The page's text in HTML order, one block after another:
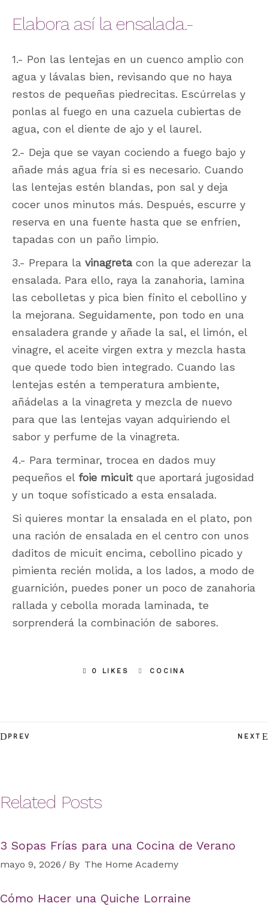
Elabora así la ensalada.-
1.- Pon las lentejas en un cuenco amplio con
agua y lávalas bien, revisando que no haya
restos de pequeñas piedrecitas. Escúrrelas y
ponlas al fuego en una cazuela cubiertas de
agua, con el diente de ajo y el laurel.
2.- Deja que se vayan cociendo a fuego bajo y
añade más agua fría si es necesario. Cuando
las lentejas estén blandas, pon sal y deja
cocer unos minutos más. Después, escurre y
reserva en una fuente hasta que se enfríen,
tapadas con un paño limpio.
3.- Prepara la vinagretacon la que aderezar la
ensalada. Para ello, raya la zanahoria, lamina
las cebolletas y pica bien finito el cebollino y
la mejorana. Seguidamente, pon todo en una
ensaladera grande y añade la sal, el limón, el
vinagre, el aceite virgen extra y mezcla hasta
que quede todo bien integrado. Cuando las
lentejas estén a temperatura ambiente,
añádelas a la vinagreta y mezcla de nuevo
para que las lentejas vayan adquiriendo el
sabor y perfume de la vinagreta.
4.- Para terminar, trocea en dados muy
pequeños el foie micuitque aportará jugosidad
y un toque sofisticado a esta ensalada.
Si quieres montar la ensalada en el plato, pon
una ración de ensalada en el centro con unos
daditos de micuit encima, cebollino picado y
pimienta recién molida, a los lados, a modo de
guarnición, puedes poner un poco de zanahoria
rallada y cebolla morada laminada, te
sorprenderá la combinación de sabores.
0 LIKES COCINA
PREV NEXT
Related Posts
3 Sopas Frías para una Cocina de Verano
mayo 9, 2026 By The Home Academy
Cómo Hacer una Quiche Lorraine